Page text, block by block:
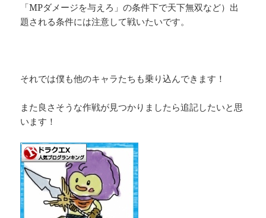
「MPダメージを与えろ」の条件下で天下無双など）出
題される条件には注意して戦いたいです。
それでは僕も他のキャラたちも乗り込んできます！
また良さそうな作戦が見つかりましたら追記したいと思
います！